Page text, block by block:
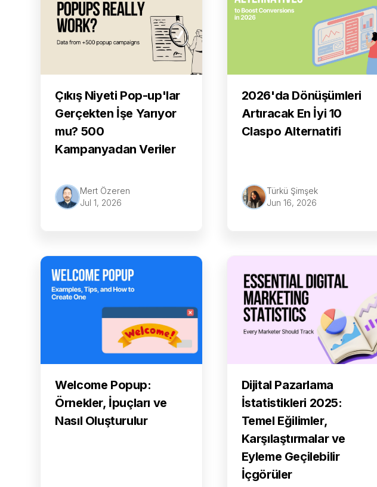
Çıkış Niyeti Pop-up'lar
Gerçekten İşe Yarıyor
mu? 500
Kampanyadan Veriler
Mert Özeren
Jul 1, 2026
2026'da Dönüşümleri
Artıracak En İyi 10
Claspo Alternatifi
Türkü Şimşek
Jun 16, 2026
Welcome Popup:
Örnekler, İpuçları ve
Nasıl Oluşturulur
Dijital Pazarlama
İstatistikleri 2025:
Temel Eğilimler,
Karşılaştırmalar ve
Eyleme Geçilebilir
İçgörüler